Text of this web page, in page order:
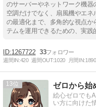
のサーバーやネットワーク機器
空調だけでなく、扇風機やエ
の最適化まで、多角的な視点
テムを運用できるための、実践
1267722 33
週間IN:420 週間OUT:1020 月間IN:1890
13 ゼロから始
絵心ゼロでも
い方に向けた